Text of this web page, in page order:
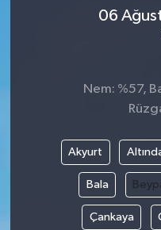
06
Nem: %57,
Akyurt
Bala
Çankaya